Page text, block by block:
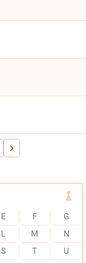
E F
G
L M
N
S T
U